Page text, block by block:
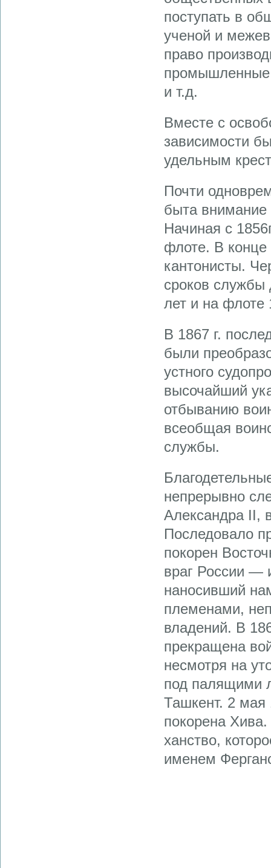
поступать в
ученой и
право
промышленные
и т.д.
Вместе с
зависимости
удельным
Почти
быта
Начиная с
флоте. В
кантонисты.
сроков службы
лет и на флоте
В 1867 г.
были
устного
высочайший
отбыванию
всеобщая
службы.
непрерывно
Александра II,
Последовало
покорен
враг России —
наносивший
племенами,
владений. В
прекращена
несмотря на
под палящими
Ташкент. 2 мая
покорена Хива.
ханство,
именем